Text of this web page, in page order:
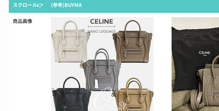
スクロール👉 (参考)BUYMA
商品画像